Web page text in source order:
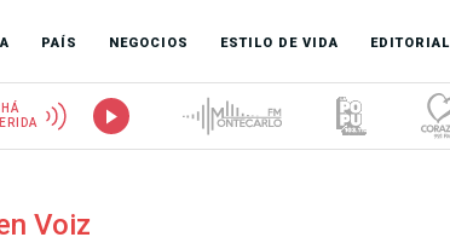
PAÍS NEGOCIOS ESTILO DE VIDA EDITORIAL
Voiz